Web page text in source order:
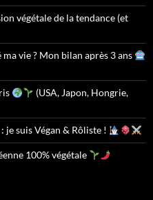
végétale de la tendance (et
ma vie ? Mon bilan après 3 ans
(USA, Japon, Hongrie,
je suis Végan & Rôliste !
100% végétale